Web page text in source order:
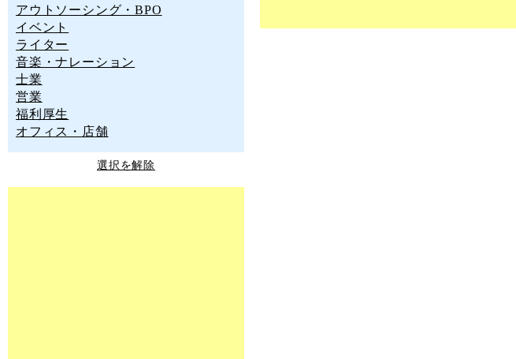
アウトソーシング・BPO
イベント
ライター
音楽・ナレーション
士業
営業
福利厚生
オフィス・店舗
選択を解除